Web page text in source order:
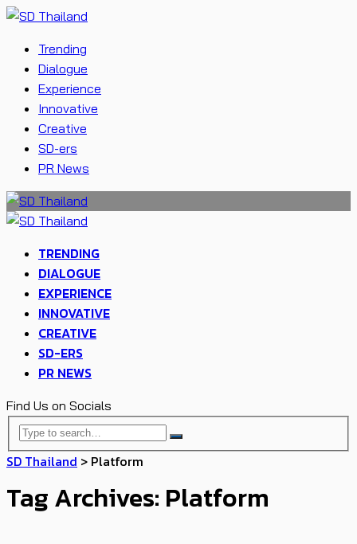
Trending
Dialogue
Experience
Innovative
Creative
SD-ers
PR News
TRENDING
DIALOGUE
EXPERIENCE
INNOVATIVE
CREATIVE
SD-ERS
PR NEWS
Find Us on Socials
SD Thailand > Platform
Tag Archives: Platform